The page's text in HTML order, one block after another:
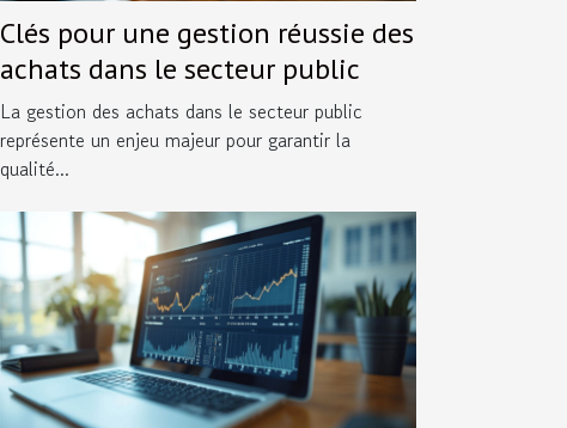
Clés pour une gestion réussie des
achats dans le secteur public
La gestion des achats dans le secteur public
représente un enjeu majeur pour garantir la
qualité...